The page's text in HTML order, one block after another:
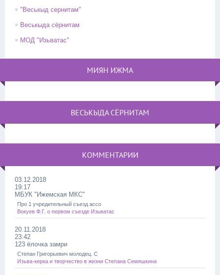
"Веськыд сернитам"
Веськыда сёрнитам
МОД "Изьватас"
МИЯН ИЖМА
ВЕСЬКЫДА СЁРНИТАМ
КОММЕНТАРИИ
03.12.2018
19:17
МБУК "Ижемская МКС"
Про 1 учредительный съезд ассо
Вокуев Ф.Г. о первом съезде Изьватас
20.11.2018
23:42
123 ёлочка замри
Степан Григорьевич молодец. С
Изьва-керка и творчество в жизни Степана Семяшкина